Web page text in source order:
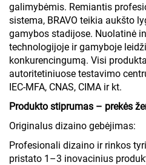
galimybėmis. Remiantis
sistema, BRAVO teikia aukšto
gamybos stadijose. Nuolatinė
technologijoje ir gamyboje
konkurencingumą. Visi
autoritetiniuose testavimo
IEC-MFA, CNAS, CIMA ir kt.
Produkto stiprumas – prekės
Originalus dizaino gebėjimas:
Profesionali dizaino ir rinkos
pristato 1–3 inovacinius